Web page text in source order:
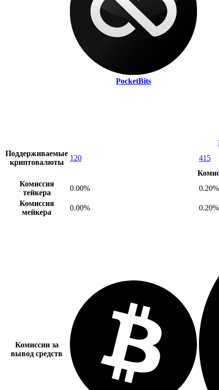
PocketBits
Поддерживаемые
криптовалюты
120
415
Комиссия
тейкера
0.00%
0.20%
Комиссия
мейкера
0.00% 0.20%
Комиссии за
вывод средств